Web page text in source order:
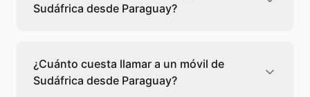
Sudáfrica desde Paraguay?
cuesta 0,85 €/min con Teléfono Global. Verás
el precio exacto antes de marcar para que
sepas qué vas a gastar.
¿Cuánto cuesta llamar a un móvil de
Sudáfrica desde Paraguay?